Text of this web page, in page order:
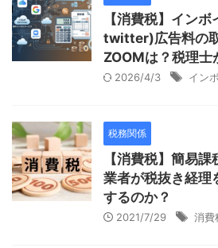
【消費税】イン
twitter)広告料の
ZOOMは？税理士
2026/4/3 イン
税務関係
【消費税】簡易
業者が税抜き経理
するのか？
2021/7/29 消費